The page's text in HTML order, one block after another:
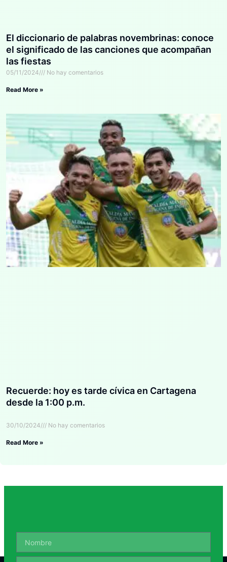
El diccionario de palabras novembrinas: conoce
el significado de las canciones que acompañan
las fiestas
05/11/2024 No hay comentarios
Read More »
Recuerde: hoy es tarde cívica en Cartagena
desde la 1:00 p.m.
30/10/2024 No hay comentarios
Read More »